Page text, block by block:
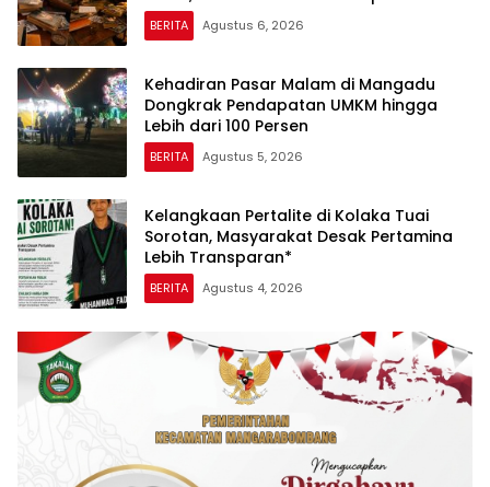
Menikmati Senja
BERITA Agustus 6, 2026
Kehadiran Pasar Malam di Mangadu
Dongkrak Pendapatan UMKM hingga
Lebih dari 100 Persen
BERITA Agustus 5, 2026
Kelangkaan Pertalite di Kolaka Tuai
Sorotan, Masyarakat Desak Pertamina
Lebih Transparan*
BERITA Agustus 4, 2026